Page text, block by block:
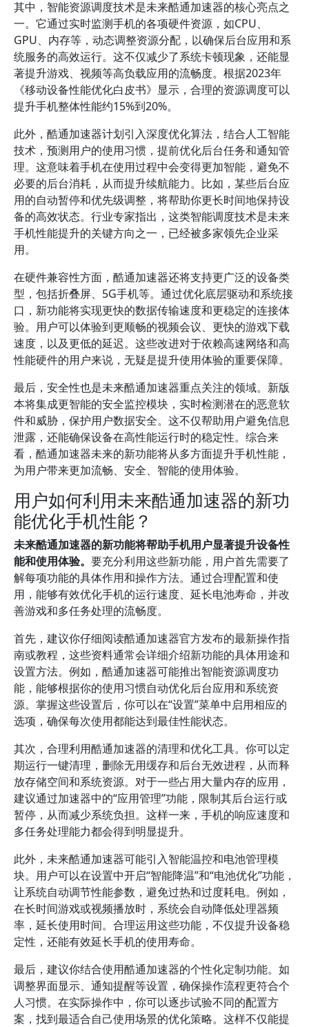
其中，智能资源调度技术是未来酷通加速器的核心亮点之
一。它通过实时监测手机的各项硬件资源，如CPU、
GPU、内存等，动态调整资源分配，以确保后台应用和系
统服务的高效运行。这不仅减少了系统卡顿现象，还能显
著提升游戏、视频等高负载应用的流畅度。根据2023年
《移动设备性能优化白皮书》显示，合理的资源调度可以
提升手机整体性能约15%到20%。
此外，酷通加速器计划引入深度优化算法，结合人工智能
技术，预测用户的使用习惯，提前优化后台任务和通知管
理。这意味着手机在使用过程中会变得更加智能，避免不
必要的后台消耗，从而提升续航能力。比如，某些后台应
用的自动暂停和优先级调整，将帮助你更长时间地保持设
备的高效状态。行业专家指出，这类智能调度技术是未来
手机性能提升的关键方向之一，已经被多家领先企业采
用。
在硬件兼容性方面，酷通加速器还将支持更广泛的设备类
型，包括折叠屏、5G手机等。通过优化底层驱动和系统接
口，新功能将实现更快的数据传输速度和更稳定的连接体
验。用户可以体验到更顺畅的视频会议、更快的游戏下载
速度，以及更低的延迟。这些改进对于依赖高速网络和高
性能硬件的用户来说，无疑是提升使用体验的重要保障。
最后，安全性也是未来酷通加速器重点关注的领域。新版
本将集成更智能的安全监控模块，实时检测潜在的恶意软
件和威胁，保护用户数据安全。这不仅帮助用户避免信息
泄露，还能确保设备在高性能运行时的稳定性。综合来
看，酷通加速器未来的新功能将从多方面提升手机性能，
为用户带来更加流畅、安全、智能的使用体验。
用户如何利用未来酷通加速器的新功
能优化手机性能？
未来酷通加速器的新功能将帮助手机用户显著提升设备性
能和使用体验。 要充分利用这些新功能，用户首先需要了
解每项功能的具体作用和操作方法。通过合理配置和使
用，能够有效优化手机的运行速度、延长电池寿命，并改
善游戏和多任务处理的流畅度。
首先，建议你仔细阅读酷通加速器官方发布的最新操作指
南或教程，这些资料通常会详细介绍新功能的具体用途和
设置方法。例如，酷通加速器可能推出智能资源调度功
能，能够根据你的使用习惯自动优化后台应用和系统资
源。掌握这些设置后，你可以在“设置”菜单中启用相应的
选项，确保每次使用都能达到最佳性能状态。
其次，合理利用酷通加速器的清理和优化工具。你可以定
期运行一键清理，删除无用缓存和后台无效进程，从而释
放存储空间和系统资源。对于一些占用大量内存的应用，
建议通过加速器中的“应用管理”功能，限制其后台运行或
暂停，从而减少系统负担。这样一来，手机的响应速度和
多任务处理能力都会得到明显提升。
此外，未来酷通加速器可能引入智能温控和电池管理模
块。用户可以在设置中开启“智能降温”和“电池优化”功能，
让系统自动调节性能参数，避免过热和过度耗电。例如，
在长时间游戏或视频播放时，系统会自动降低处理器频
率，延长使用时间。合理运用这些功能，不仅提升设备稳
定性，还能有效延长手机的使用寿命。
最后，建议你结合使用酷通加速器的个性化定制功能。如
调整界面显示、通知提醒等设置，确保操作流程更符合个
人习惯。在实际操作中，你可以逐步试验不同的配置方
案，找到最适合自己使用场景的优化策略。这样不仅能提